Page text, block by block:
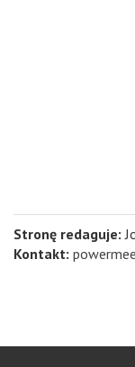
Stronę redaguje:
Kontakt: